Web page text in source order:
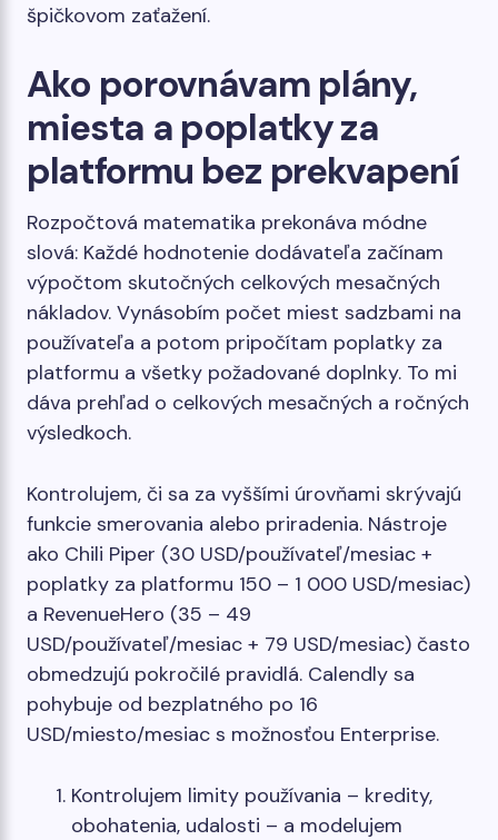
špičkovom zaťažení.
Ako porovnávam plány,
miesta a poplatky za
platformu bez prekvapení
Rozpočtová matematika prekonáva módne
slová: Každé hodnotenie dodávateľa začínam
výpočtom skutočných celkových mesačných
nákladov. Vynásobím počet miest sadzbami na
používateľa a potom pripočítam poplatky za
platformu a všetky požadované doplnky. To mi
dáva prehľad o celkových mesačných a ročných
výsledkoch.
Kontrolujem, či sa za vyššími úrovňami skrývajú
funkcie smerovania alebo priradenia. Nástroje
ako Chili Piper (30 USD/používateľ/mesiac +
poplatky za platformu 150 – 1 000 USD/mesiac)
a RevenueHero (35 – 49
USD/používateľ/mesiac + 79 USD/mesiac) často
obmedzujú pokročilé pravidlá. Calendly sa
pohybuje od bezplatného po 16
USD/miesto/mesiac s možnosťou Enterprise.
Kontrolujem limity používania – kredity,
obohatenia, udalosti – a modelujem